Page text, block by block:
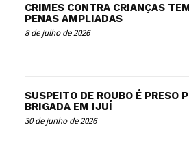
CRIMES CONTRA CRIANÇAS
PENAS AMPLIADAS
8 de julho de 2026
SUSPEITO DE ROUBO É PRESO
BRIGADA EM IJUÍ
30 de junho de 2026